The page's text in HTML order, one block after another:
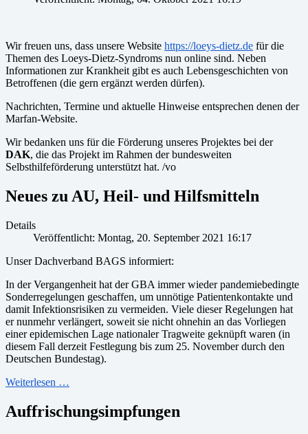
Wir freuen uns, dass unsere Website https://loeys-dietz.de für die
Themen des Loeys-Dietz-Syndroms nun online sind. Neben
Informationen zur Krankheit gibt es auch Lebensgeschichten von
Betroffenen (die gern ergänzt werden dürfen).
Nachrichten, Termine und aktuelle Hinweise entsprechen denen der
Marfan-Website.
Wir bedanken uns für die Förderung unseres Projektes bei der
DAK, die das Projekt im Rahmen der bundesweiten
Selbsthilfeförderung unterstützt hat. /vo
Neues zu AU, Heil- und Hilfsmitteln
Details
Veröffentlicht: Montag, 20. September 2021 16:17
Unser Dachverband BAGS informiert:
In der Vergangenheit hat der GBA immer wieder pandemiebedingte
Sonderregelungen geschaffen, um unnötige Patientenkontakte und
damit Infektionsrisiken zu vermeiden. Viele dieser Regelungen hat
er nunmehr verlängert, soweit sie nicht ohnehin an das Vorliegen
einer epidemischen Lage nationaler Tragweite geknüpft waren (in
diesem Fall derzeit Festlegung bis zum 25. November durch den
Deutschen Bundestag).
Weiterlesen …
Auffrischungsimpfungen